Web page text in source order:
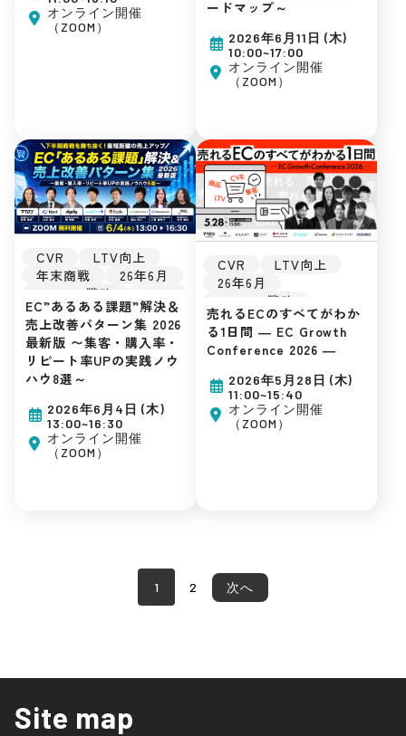
広告運用
集客ノウハウ
オンライン開催
（ZOOM）
楽天市場
Yahoo!ショッピング
D2C
自社EC
初めてのEC
広告運用
ードマップ～
2026年6月11日 (木)
10:00~17:00
オンライン開催
（ZOOM）
CVR
LTV向上
年末商戦
26年6月
Amazon戦略
EC戦略
販促戦略
楽天市場
Amazon
Yahoo!ショッピング
D2C
自社EC
初めてのEC
広告運用
集客ノウハウ
EC”あるある課題”解決＆
売上改善パターン集 2026
最新版 〜集客・購入率・
リピート率UPの実践ノウ
ハウ8選～
2026年6月4日 (木)
13:00~16:30
オンライン開催
（ZOOM）
CVR
LTV向上
26年6月
Amazon戦略
EC戦略
販促戦略
楽天市場
Amazon
Yahoo!ショッピング
D2C
自社EC
初めてのEC
広告運用
集客ノウハウ
売れるECのすべてがわか
る1日間 ― EC Growth
Conference 2026 ―
2026年5月28日 (木)
11:00~15:40
オンライン開催
（ZOOM）
1 2 次へ
Site map